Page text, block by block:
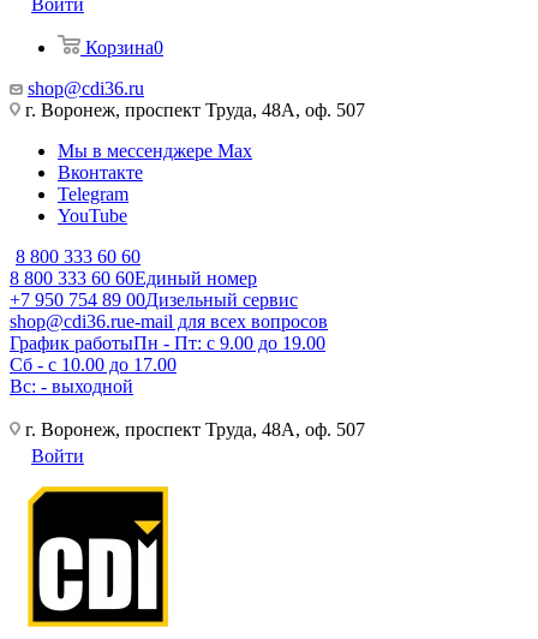
Войти
Корзина0
shop@cdi36.ru
г. Воронеж, проспект Труда, 48А, оф. 507
Мы в мессенджере Max
Вконтакте
Telegram
YouTube
8 800 333 60 60
8 800 333 60 60Единый номер
+7 950 754 89 00Дизельный сервис
shop@cdi36.rue-mail для всех вопросов
График работыПн - Пт: с 9.00 до 19.00
Сб - с 10.00 до 17.00
Вс: - выходной
г. Воронеж, проспект Труда, 48А, оф. 507
Войти